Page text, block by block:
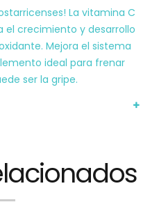
La vitamina C
el crecimiento y desarrollo
Mejora el sistema
ideal para frenar
ser la gripe.